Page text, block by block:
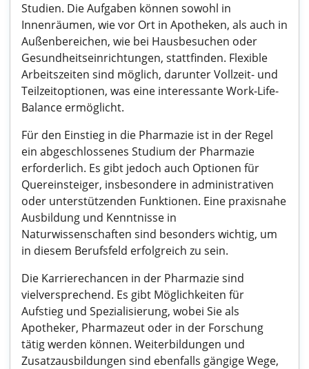
Studien. Die Aufgaben können sowohl in
Innenräumen, wie vor Ort in Apotheken, als auch in
Außenbereichen, wie bei Hausbesuchen oder
Gesundheitseinrichtungen, stattfinden. Flexible
Arbeitszeiten sind möglich, darunter Vollzeit- und
Teilzeitoptionen, was eine interessante Work-Life-
Balance ermöglicht.
Für den Einstieg in die Pharmazie ist in der Regel
ein abgeschlossenes Studium der Pharmazie
erforderlich. Es gibt jedoch auch Optionen für
Quereinsteiger, insbesondere in administrativen
oder unterstützenden Funktionen. Eine praxisnahe
Ausbildung und Kenntnisse in
Naturwissenschaften sind besonders wichtig, um
in diesem Berufsfeld erfolgreich zu sein.
Die Karrierechancen in der Pharmazie sind
vielversprechend. Es gibt Möglichkeiten für
Aufstieg und Spezialisierung, wobei Sie als
Apotheker, Pharmazeut oder in der Forschung
tätig werden können. Weiterbildungen und
Zusatzausbildungen sind ebenfalls gängige Wege,